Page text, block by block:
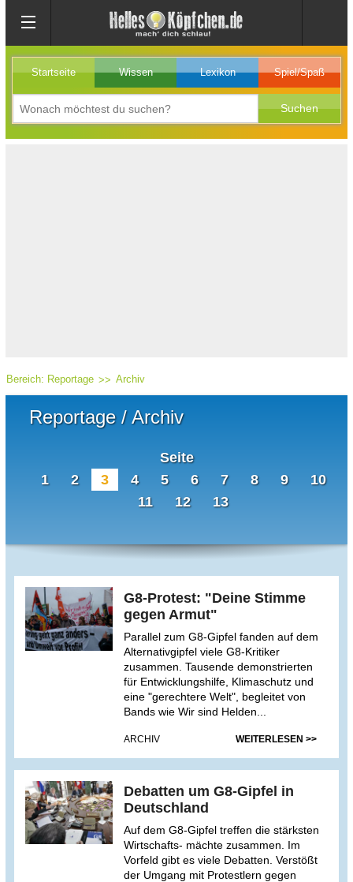
Startseite Wissen Lexikon Spiel/Spaß
Bereich: Reportage Archiv
Reportage / Archiv
Seite
1
2 3 4 5 6 7 8 9
10
11
12 13
G8-Protest: "Deine Stimme
gegen Armut"
Parallel zum G8-Gipfel fanden auf dem
Alternativgipfel viele G8-Kritiker
zusammen. Tausende demonstrierten
für Entwicklungshilfe, Klimaschutz und
eine "gerechtere Welt", begleitet von
Bands wie Wir sind Helden...
ARCHIV WEITERLESEN >>
Debatten um G8-Gipfel in
Deutschland
Auf dem G8-Gipfel treffen die stärksten
Wirtschafts- mächte zusammen. Im
Vorfeld gibt es viele Debatten. Verstößt
der Umgang mit Protestlern gegen